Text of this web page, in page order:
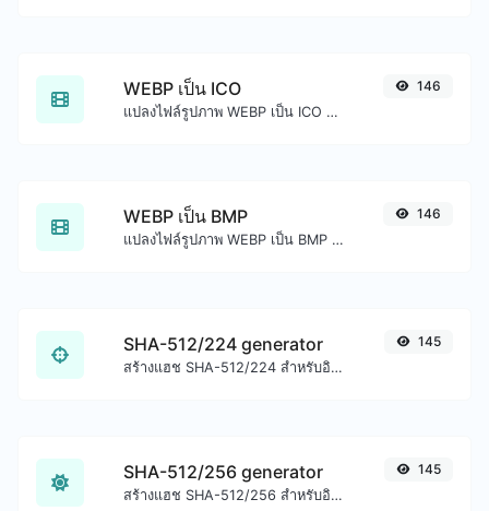
WEBP เป็น ICO
แปลงไฟล์รูปภาพ WEBP เป็น ICO ได้อย่างง่ายดาย
146
WEBP เป็น BMP
แปลงไฟล์รูปภาพ WEBP เป็น BMP ได้อย่างง่ายดาย
146
SHA-512/224 generator
สร้างแฮช SHA-512/224 สำหรับอินพุตสตริงใดๆ
145
SHA-512/256 generator
สร้างแฮช SHA-512/256 สำหรับอินพุตสตริงใดๆ
145